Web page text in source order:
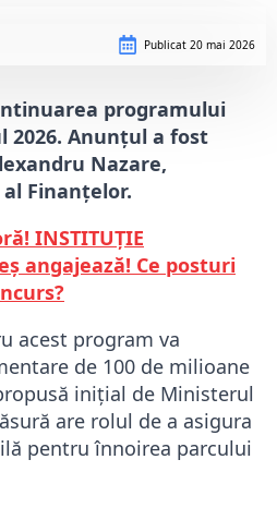
Publicat 20 mai 2026
programului
2026. Anunțul a fost
Nazare,
Finanțelor.
INSTITUȚIE
angajează! Ce posturi
acest program va
de 100 de milioane
inițial de Ministerul
are rolul de a asigura
pentru înnoirea parcului